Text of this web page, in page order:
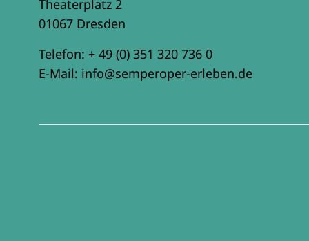
Theaterplatz 2
01067 Dresden
Telefon: + 49 (0) 351 320 736 0
E-Mail: info@semperoper-erleben.de